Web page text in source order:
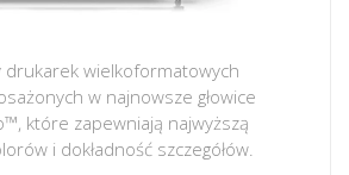
drukarek wielkoformatowych
w najnowsze głowice
które zapewniają najwyższą
i dokładność szczegółów.